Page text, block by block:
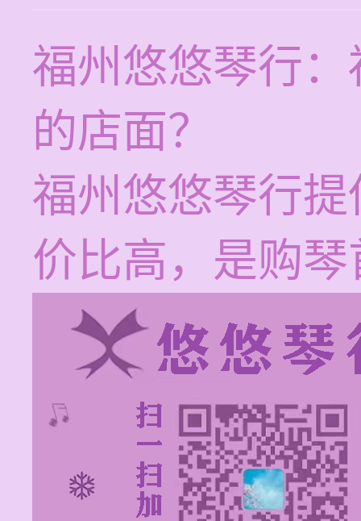
福州悠悠琴行
的店面？
福州悠悠琴行
价比高，是购